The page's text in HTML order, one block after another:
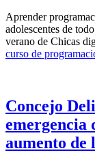
Aprender
adolescentes de
verano de Chicas
curso de
Concejo
emergencia
aumento de